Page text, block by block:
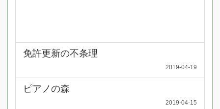
免許更新の不条理
2019-04-19
ピアノの森
2019-04-15